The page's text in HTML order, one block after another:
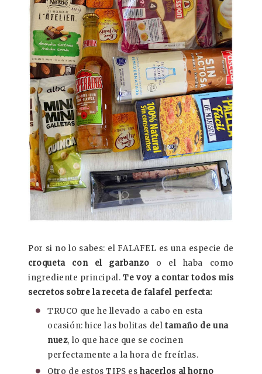
Por si no lo sabes: el FALAFEL es una especie de
croqueta con el garbanzo o el haba como
ingrediente principal.Te voy a contar todos mis
secretos sobre la receta de falafel perfecta:
TRUCO que he llevado a cabo en esta
ocasión: hice las bolitas deltamaño de una
nuez, lo que hace que se cocinen
perfectamente a la hora de freírlas.
Otro de estos TIPS eshacerlos al horno